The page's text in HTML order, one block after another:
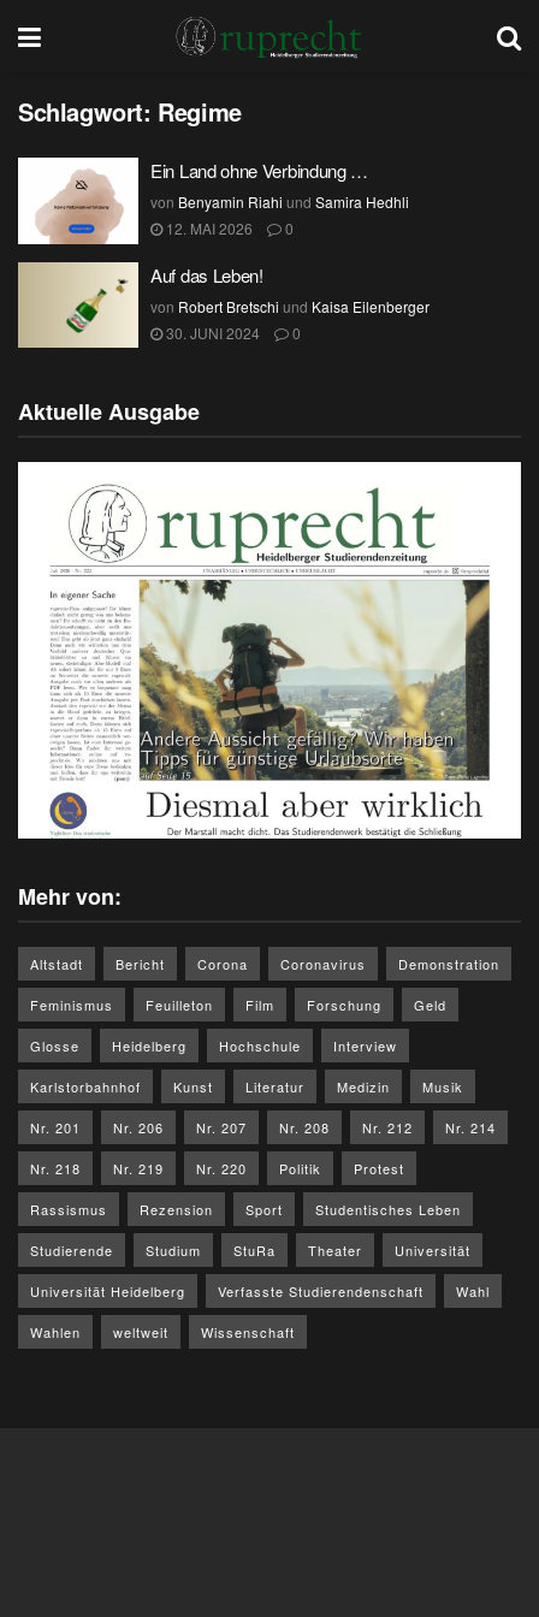
Schlagwort: Regime
Ein Land ohne Verbindung …
von Benyamin Riahi und Samira Hedhli
12. MAI 2026
0
Auf das Leben!
von Robert Bretschi und Kaisa Eilenberger
30. JUNI 2024
0
Aktuelle Ausgabe
Mehr von:
Altstadt Bericht Corona Coronavirus Demonstration
Feminismus Feuilleton Film Forschung Geld
Glosse Heidelberg Hochschule Interview
Karlstorbahnhof Kunst Literatur Medizin Musik
Nr. 201 Nr. 206 Nr. 207 Nr. 208 Nr. 212 Nr. 214
Nr. 218 Nr. 219 Nr. 220 Politik Protest
Rassismus Rezension Sport Studentisches Leben
Studierende Studium StuRa Theater Universität
Universität Heidelberg Verfasste Studierendenschaft Wahl
Wahlen weltweit Wissenschaft